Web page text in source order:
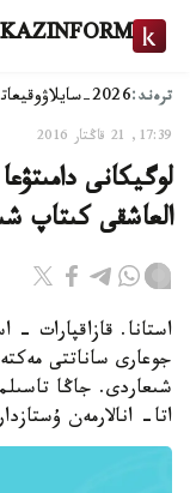
KAZINFORM
ترەند:2026-سايلاۋ وقيعا
17:39, 21 قاڭتار 2016
لوگيكانى
العاشقى كىتاپ
استانا. قازاقپارات -
جوعارى ساناتتى
شىعاردى. جاڭا
اتا- انالارمەن